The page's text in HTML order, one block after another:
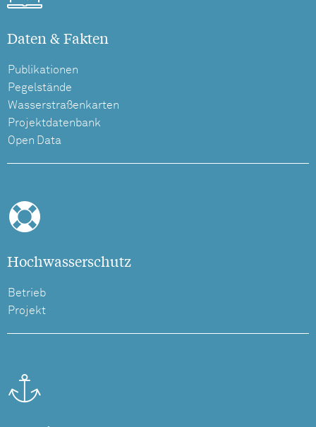
Daten & Fakten
Publikationen
Pegelstände
Wasserstraßenkarten
Projektdatenbank
Open Data
Hochwasserschutz
Betrieb
Projekt